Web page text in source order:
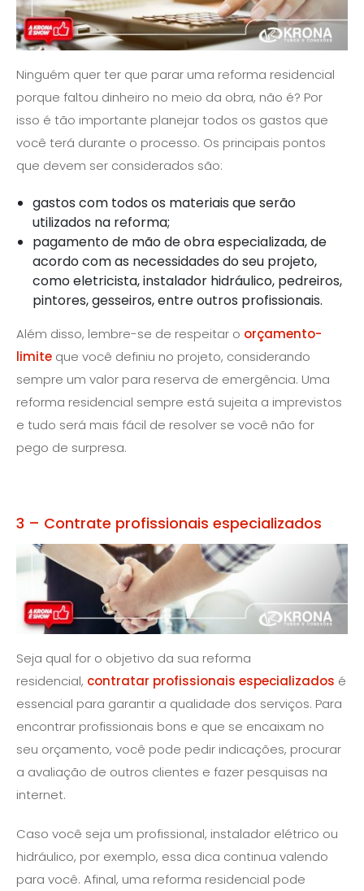
Ninguém quer ter que parar uma reforma residencial
porque faltou dinheiro no meio da obra, não é? Por
isso é tão importante planejar todos os gastos que
você terá durante o processo. Os principais pontos
que devem ser considerados são:
gastos com todos os materiais que serão
utilizados na reforma;
pagamento de mão de obra especializada, de
acordo com as necessidades do seu projeto,
como eletricista, instalador hidráulico, pedreiros,
pintores, gesseiros, entre outros profissionais.
Além disso, lembre-se de respeitar o orçamento-
limite que você definiu no projeto, considerando
sempre um valor para reserva de emergência. Uma
reforma residencial sempre está sujeita a imprevistos
e tudo será mais fácil de resolver se você não for
pego de surpresa.
3 – Contrate profissionais especializados
Seja qual for o objetivo da sua reforma
residencial, contratar profissionais especializados é
essencial para garantir a qualidade dos serviços. Para
encontrar profissionais bons e que se encaixam no
seu orçamento, você pode pedir indicações, procurar
a avaliação de outros clientes e fazer pesquisas na
internet.
Caso você seja um profissional, instalador elétrico ou
hidráulico, por exemplo, essa dica continua valendo
para você. Afinal, uma reforma residencial pode